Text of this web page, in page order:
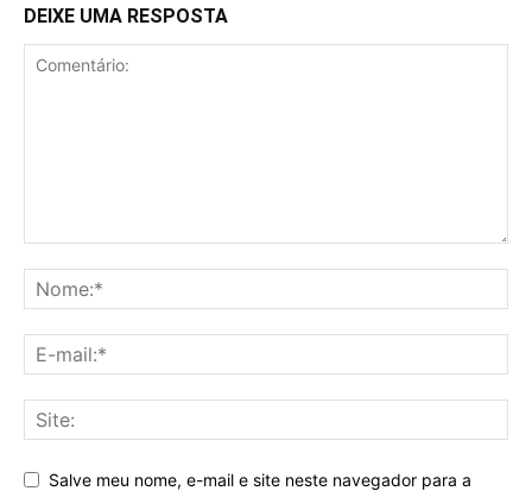
DEIXE UMA RESPOSTA
Salve meu nome, e-mail e site neste navegador para a